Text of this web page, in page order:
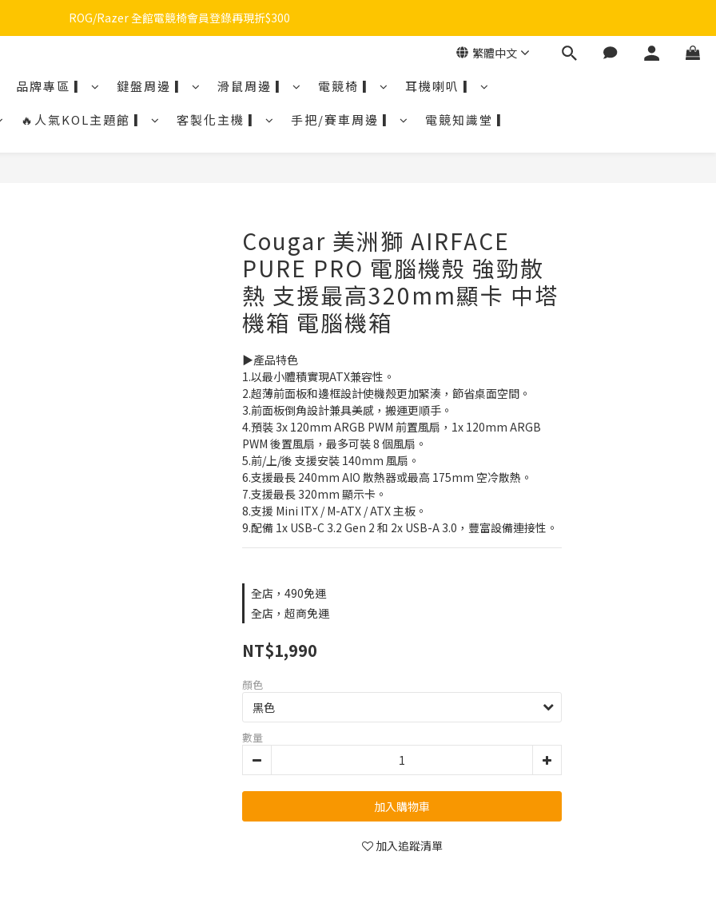
🔥品牌限定滿額折🔥ROG周邊滿1500折100 / 2500折200 / 3000折300
ROG/Razer 全館電競椅會員登錄再現折$300
繁體中文
品牌專區 ▎ 鍵盤周邊 ▎ 滑鼠周邊 ▎ 電競椅 ▎
耳機喇叭 ▎
🔥人氣KOL主題館 ▎
客製化主機 ▎ 手把/賽車周邊 ▎ 電競知識堂 ▎
Cougar 美洲獅 AIRFACE
PURE PRO 電腦機殼 強勁散
熱 支援最高320mm顯卡 中塔
機箱 電腦機箱
▶️產品特色
1.以最小體積實現ATX兼容性。
2.超薄前面板和邊框設計使機殼更加緊湊，節省桌面空間。
3.前面板倒角設計兼具美感，搬運更順手。
4.預裝 3x 120mm ARGB PWM 前置風扇，1x 120mm ARGB
PWM 後置風扇，最多可裝 8 個風扇。
5.前/上/後 支援安裝 140mm 風扇。
6.支援最長 240mm AIO 散熱器或最高 175mm 空冷散熱。
7.支援最長 320mm 顯示卡。
8.支援 Mini ITX / M-ATX / ATX 主板。
9.配備 1x USB-C 3.2 Gen 2 和 2x USB-A 3.0，豐富設備連接性。
全店，490免運
全店，超商免運
NT$1,990
顏色
數量
加入購物車
加入追蹤清單